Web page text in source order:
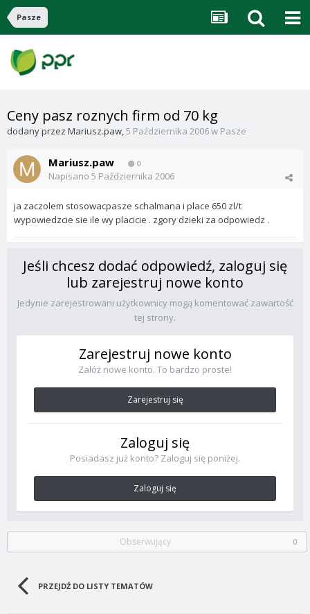
Pasze
Ceny pasz roznych firm od 70 kg
dodany przez Mariusz.paw,5 Października 2006w Pasze
Mariusz.paw 0
Napisano 5 Października 2006
ja zaczolem stosowacpasze schalmana i place 650 zl/t
wypowiedzcie sie ile wy placicie . zgory dzieki za odpowiedz .
Jeśli chcesz dodać odpowiedź, zaloguj się
lub zarejestruj nowe konto
Jedynie zarejestrowani użytkownicy mogą komentować zawartość
tej strony.
Zarejestruj nowe konto
Załóż nowe konto. To bardzo proste!
Zarejestruj się
Zaloguj się
Posiadasz już konto? Zaloguj się poniżej.
Zaloguj się
Obserwujący 0
PRZEJDŹ DO LISTY TEMATÓW